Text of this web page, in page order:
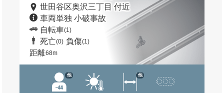
世田谷区奥沢三丁目 付近
車両単独 小破事故
自転車(1)
死亡(0) 負傷(1)
距離68m
他 他